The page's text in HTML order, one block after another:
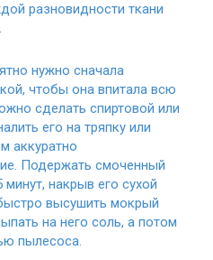
разновидности ткани
нужно сначала
чтобы она впитала всю
сделать спиртовой или
его на тряпку или
аккуратно
Подержать смоченный
накрыв его сухой
высушить мокрый
на него соль, а потом
пылесоса.